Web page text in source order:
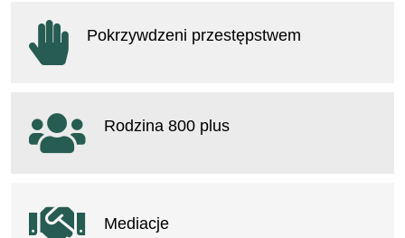
Pokrzywdzeni przestępstwem
Rodzina 800 plus
Mediacje